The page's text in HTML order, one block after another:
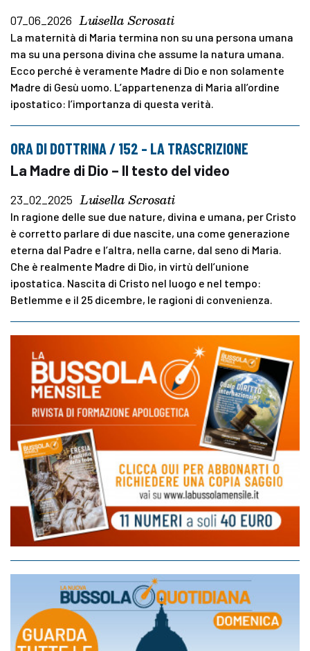
07_06_2026 Luisella Scrosati
La maternità di Maria termina non su una persona umana
ma su una persona divina che assume la natura umana.
Ecco perché è veramente Madre di Dio e non solamente
Madre di Gesù uomo. L’appartenenza di Maria all’ordine
ipostatico: l’importanza di questa verità.
ORA DI DOTTRINA / 152 – LA TRASCRIZIONE
La Madre di Dio – Il testo del video
23_02_2025 Luisella Scrosati
In ragione delle sue due nature, divina e umana, per Cristo
è corretto parlare di due nascite, una come generazione
eterna dal Padre e l’altra, nella carne, dal seno di Maria.
Che è realmente Madre di Dio, in virtù dell’unione
ipostatica. Nascita di Cristo nel luogo e nel tempo:
Betlemme e il 25 dicembre, le ragioni di convenienza.